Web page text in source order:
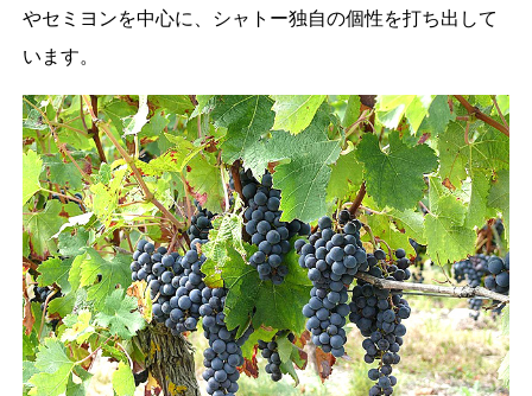
やセミヨンを中心に、シャトー独自の個性を打ち出して
います。